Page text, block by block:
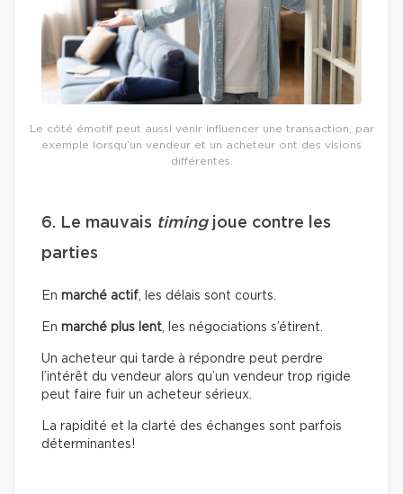
Le côté émotif peut aussi venir influencer une transaction, par
exemple lorsqu’un vendeur et un acheteur ont des visions
différentes.
6. Le mauvais timingjoue contre les
parties
En marché actif, les délais sont courts.
En marché plus lent, les négociations s’étirent.
Un acheteur qui tarde à répondre peut perdre
l’intérêt du vendeur alors qu’un vendeur trop rigide
peut faire fuir un acheteur sérieux.
La rapidité et la clarté des échanges sont parfois
déterminantes!